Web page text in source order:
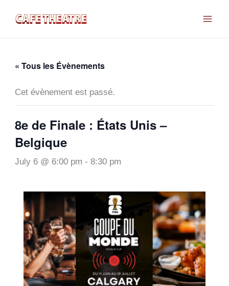
« Tous les Évènements
Cet évènement est passé.
8e de Finale : États Unis –
Belgique
July 6 @ 6:00 pm -8:30 pm